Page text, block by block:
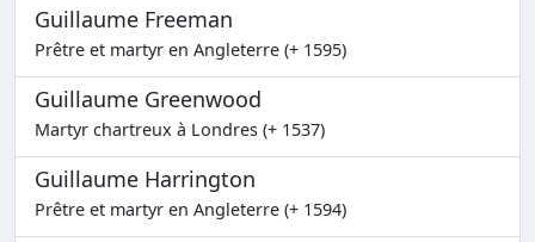
Guillaume Freeman
Prêtre et martyr en Angleterre (+ 1595)
Guillaume Greenwood
Martyr chartreux à Londres (+ 1537)
Guillaume Harrington
Prêtre et martyr en Angleterre (+ 1594)